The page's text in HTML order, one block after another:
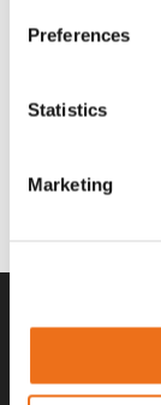
Preferences
Statistics
Marketing
Excidor
SYU00010